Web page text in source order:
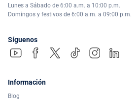
Lunes a Sábado de 6:00 a.m. a 10:00 p.m.
Domingos y festivos de 6:00 a.m. a 09:00 p.m.
Síguenos
Información
Blog